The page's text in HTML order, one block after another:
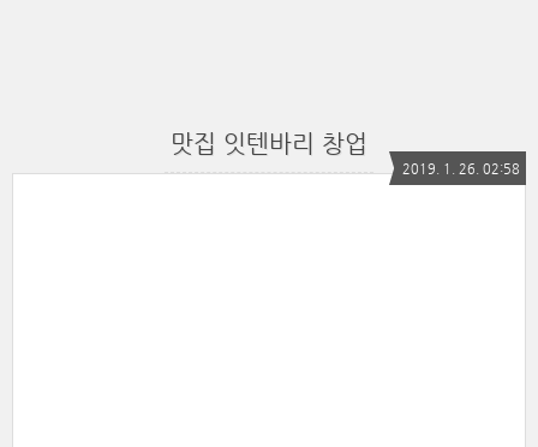
맛집 잇텐바리 창업
2019. 1. 26. 02:58